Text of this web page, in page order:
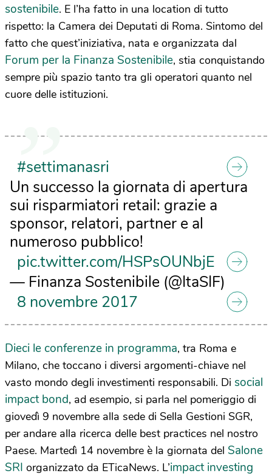
sostenibile. E l’ha fatto in una location di tutto
rispetto: la Camera dei Deputati di Roma. Sintomo del
fatto che quest’iniziativa, nata e organizzata dal
Forum per la Finanza Sostenibile, stia conquistando
sempre più spazio tanto tra gli operatori quanto nel
cuore delle istituzioni.
#settimanasri
Un successo la giornata di apertura
sui risparmiatori retail: grazie a
sponsor, relatori, partner e al
numeroso pubblico!
pic.twitter.com/HSPsOUNbjE
— Finanza Sostenibile (@ItaSIF)
8 novembre 2017
Dieci le conferenze in programma, tra Roma e
Milano, che toccano i diversi argomenti-chiave nel
vasto mondo degli investimenti responsabili. Di social
impact bond, ad esempio, si parla nel pomeriggio di
giovedì 9 novembre alla sede di Sella Gestioni SGR,
per andare alla ricerca delle best practices nel nostro
Paese. Martedì 14 novembre è la giornata del Salone
SRI organizzato da ETicaNews. L’impact investing